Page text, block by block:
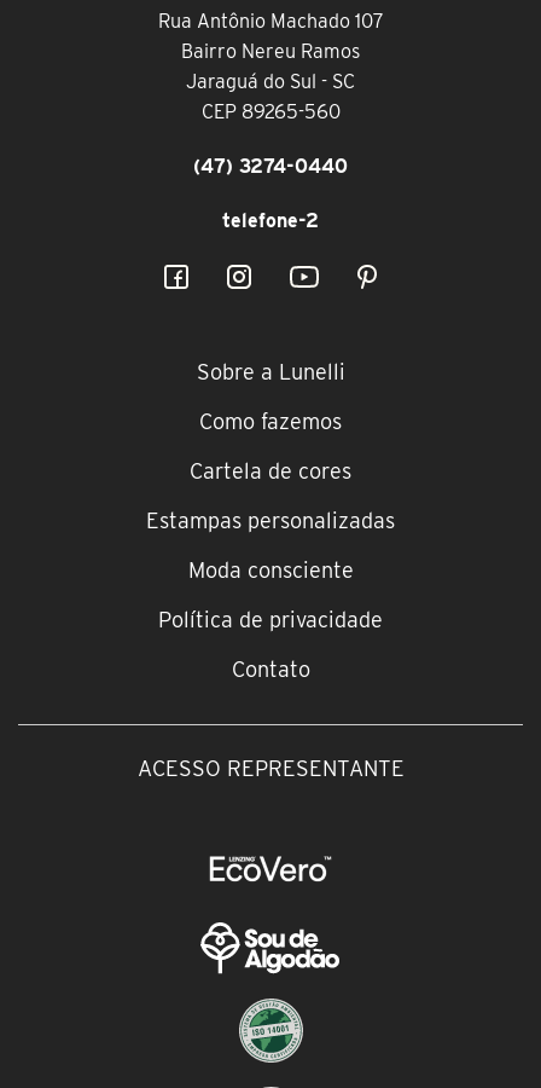
Rua Antônio Machado 107
Bairro Nereu Ramos
Jaraguá do Sul - SC
CEP 89265-560
(47) 3274-0440
telefone-2
Sobre a Lunelli
Como fazemos
Cartela de cores
Estampas personalizadas
Moda consciente
Política de privacidade
Contato
ACESSO REPRESENTANTE